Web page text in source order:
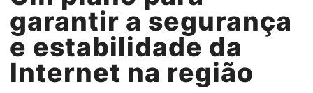
garantir a segurança
e estabilidade da
Internet na região